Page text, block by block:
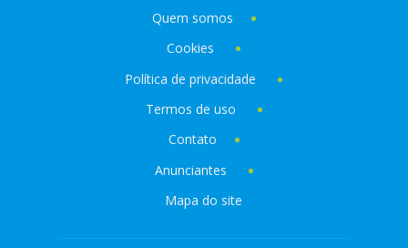
Quem somos
Cookies
Política de privacidade
Termos de uso
Contato
Anunciantes
Mapa do site